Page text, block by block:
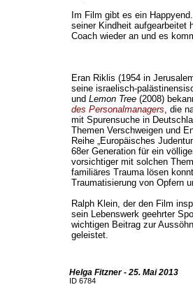
Im Film gibt es ein
seiner Kindheit aufgearbeitet
Coach wieder an und es
Eran Riklis (1954 in
seine israelisch-
und Lemon Tree(2008)
des Personalmanagers, die
mit Spurensuche in
Themen Verschweigen und
Reihe „Europäisches
68er Generation für ein
vorsichtiger mit solchen
familiäres Trauma lösen
Traumatisierung von Opfern
Ralph Klein, der den Film
sein Lebenswerk geehrter
wichtigen Beitrag zur
geleistet.
Helga Fitzner - 25. Mai 2013
ID 6784